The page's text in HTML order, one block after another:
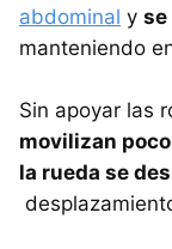
abdominal y se
manteniendo
Sin apoyar las
movilizan
la rueda se